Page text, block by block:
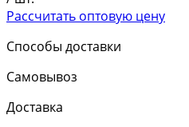
Рассчитать оптовую цену
Способы доставки
Самовывоз
Доставка